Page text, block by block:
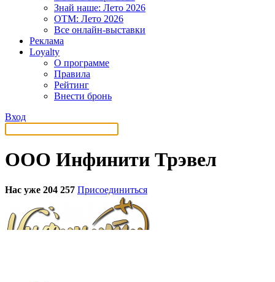
Знай наше: Лето 2026
OTM: Лето 2026
Все онлайн-выставки
Реклама
Loyalty
О программе
Правила
Рейтинг
Внести бронь
Вход
ООО Инфинити Трэвел
Нас уже 204 257 Присоединиться